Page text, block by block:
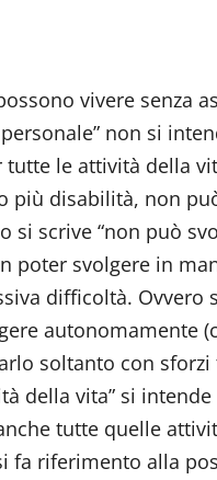
vivere senza
non si
le attività della
più disabilità, non
si scrive “non può
poter svolgere in
difficoltà. Ovvero
autonomamente
soltanto con sforzi
della vita” si
tutte quelle
fa riferimento alla